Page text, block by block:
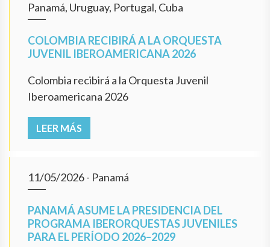
Panamá, Uruguay, Portugal, Cuba
COLOMBIA RECIBIRÁ A LA ORQUESTA
JUVENIL IBEROAMERICANA 2026
Colombia recibirá a la Orquesta Juvenil
Iberoamericana 2026
LEER MÁS
11/05/2026- Panamá
PANAMÁ ASUME LA PRESIDENCIA DEL
PROGRAMA IBERORQUESTAS JUVENILES
PARA EL PERÍODO 2026–2029